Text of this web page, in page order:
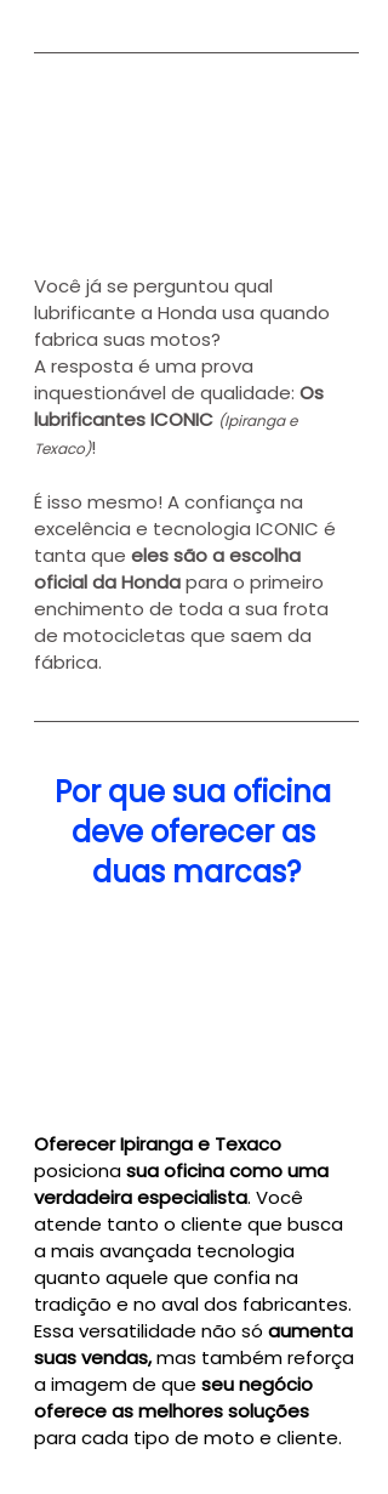
Você já se perguntou qual
lubrificante a Honda usa quando
fabrica suas motos?
A resposta é uma prova
inquestionável de qualidade: Os
lubrificantes ICONIC (Ipiranga e
Texaco)!
É isso mesmo! A confiança na
excelência e tecnologia ICONIC é
tanta que eles são a escolha
oficial da Honda para o primeiro
enchimento de toda a sua frota
de motocicletas que saem da
fábrica.
Por que sua oficina
deve oferecer as
duas marcas?
Oferecer Ipiranga e Texaco
posiciona sua oficina como uma
verdadeira especialista. Você
atende tanto o cliente que busca
a mais avançada tecnologia
quanto aquele que confia na
tradição e no aval dos fabricantes.
Essa versatilidade não só aumenta
suas vendas, mas também reforça
a imagem de que seu negócio
oferece as melhores soluções
para cada tipo de moto e cliente.